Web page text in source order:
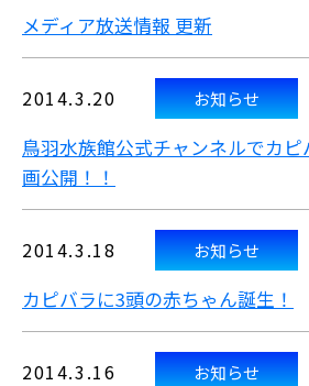
メディア放送情報 更新
2014.3.20 お知らせ
鳥羽水族館公式チャンネルでカ
画公開！！
2014.3.18 お知らせ
カピバラに3頭の赤ちゃん誕生！
2014.3.16 お知らせ